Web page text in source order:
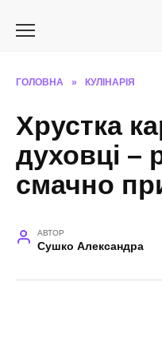
ГОЛОВНА » КУЛІНАРІЯ
Хрустка
духовці –
смачно
АВТОР
Сушко Александра